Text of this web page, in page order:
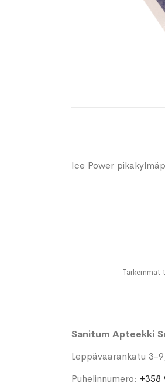
Ice Power
Tarkemmat
Sanitum Apteekki
Leppävaarankatu 3-
Puhelinnumero: +358